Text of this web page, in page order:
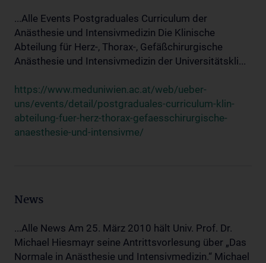
...Alle Events Postgraduales Curriculum der
Anästhesie und Intensivmedizin Die Klinische
Abteilung für Herz-, Thorax-, Gefäßchirurgische
Anästhesie und Intensivmedizin der Universitätskli...
https://www.meduniwien.ac.at/web/ueber-
uns/events/detail/postgraduales-curriculum-klin-
abteilung-fuer-herz-thorax-gefaesschirurgische-
anaesthesie-und-intensivme/
News
...Alle News Am 25. März 2010 hält Univ. Prof. Dr.
Michael Hiesmayr seine Antrittsvorlesung über „Das
Normale in Anästhesie und Intensivmedizin.“ Michael